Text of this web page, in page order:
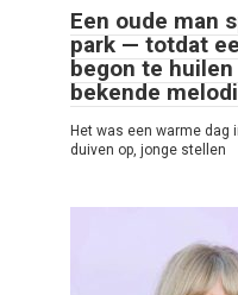
Een oude man
park — totdat
begon te
bekende
Het was een warme dag
duiven op, jonge stellen